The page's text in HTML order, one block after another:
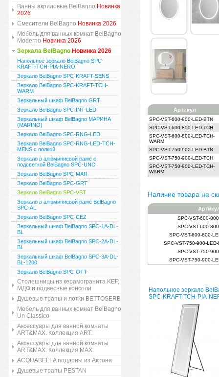
Ванны акриловые BelBagno Новинка
2026
Смесители BelBagno Новинка 2026
Мебель для ванных комнат BelBagno
Moderno Новинка 2026
Зеркала BelBagno Новинка 2026
Напольное зеркало BelBagno SPC-
KRAFT-TCH-PIA-NERO
Зеркало BelBagno SPC-KRAFT-SENS
Зеркало BelBagno SPC-KRAFT-TCH-
WARM
Зеркальный шкаф BelBagno GRT
Зеркало BelBagno SPC-INT-LED
Зеркальный шкаф BelBagno МАРИНА
(MARINO)
Зеркало BelBagno SPC-RNG-LED
Зеркало BelBagno SPC-RNG-LED-TCH-
MENS с полкой
Зеркало в алюминиевой раме с
подсветкой BelBagno SPC-UNO
Зеркало BelBagno SPC-MAR
Зеркало BelBagno SPC-GRT
Зеркало BelBagno SPC-VST
Зеркало в алюминиевой раме BelBagno
SPC-AL
Зеркало BelBagno SPC-CEZ
Зеркальный шкаф BelBagno SPC-1A-DL-
BL
Зеркальный шкаф BelBagno SPC-2A-DL-
BL
Зеркальный шкаф BelBagno SPC-3A-DL-
BL-1200
Зеркало BelBagno SPC-OTT
Столешницы из керамогранита KEP,
МДФ и подвесные консоли
Душевые трапы и лотки BETTOSERB
Мебель для ванных комнат BelBagno
Un Classico
Аксессуары для ванной комнаты
ART&MAX. Коллекция ART.
Аксессуары для ванной комнаты
ART&MAX. Коллекция MAX.
ACQUABELLA поддоны из Акрона
Душевые трапы PESTAN
Артикул
SPC-VST-600-800-LED-BTN
SPC-VST-600-800-LED-TCH
SPC-VST-600-800-LED-TCH-
WARM
SPC-VST-750-900-LED-BTN
SPC-VST-750-900-LED-TCH
SPC-VST-750-900-LED-TCH-
WARM
Наличие товара на
SPC-VST-600-
SPC-VST-600-
SPC-VST-600-800-
SPC-VST-750-900-
SPC-VST-750-
SPC-VST-750-900-
Напольное зеркало
SPC-KRAFT-TCH-PIA-